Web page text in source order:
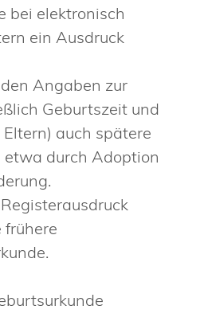
bei elektronisch
ein Ausdruck
Angaben zur
Geburtszeit und
auch spätere
durch Adoption
frühere